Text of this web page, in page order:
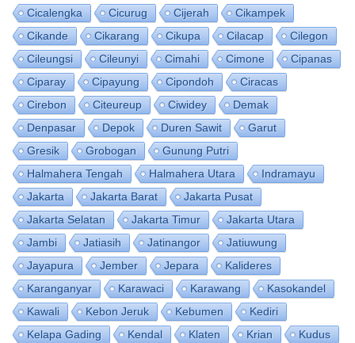
Cicalengka
Cicurug Cijerah
Cikampek
Cikande
Cikarang Cikupa Cilacap
Cilegon
Cileungsi
Cileunyi Cimahi Cimone
Cipanas
Ciparay
Cipayung Cipondoh
Ciracas
Cirebon
Citeureup Ciwidey
Demak
Denpasar
Depok Duren Sawit
Garut
Gresik
Grobogan
Gunung Putri
Halmahera Tengah
Halmahera Utara
Indramayu
Jakarta
Jakarta Barat
Jakarta Pusat
Jakarta Selatan
Jakarta Timur
Jakarta Utara
Jambi
Jatiasih Jatinangor
Jatiuwung
Jayapura
Jember Jepara
Kalideres
Karanganyar
Karawaci Karawang
Kasokandel
Kawali
Kebon Jeruk Kebumen
Kediri
Kelapa Gading
Kendal Klaten Krian
Kudus